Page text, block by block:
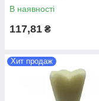
В наявності
117,81 ₴
Хит продаж